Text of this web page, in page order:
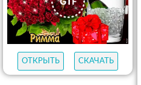
ОТКРЫТЬ СКАЧАТЬ